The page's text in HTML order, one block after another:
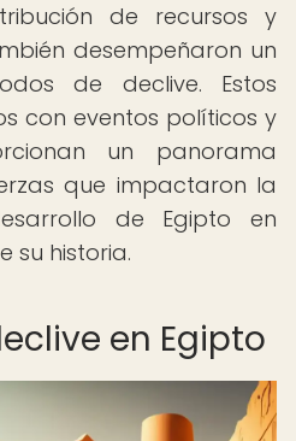
de recursos y
desempeñaron un
de declive. Estos
con eventos políticos y
un panorama
que impactaron la
de Egipto en
su historia.
en Egipto